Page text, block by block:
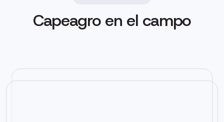
Capeagro en el campo